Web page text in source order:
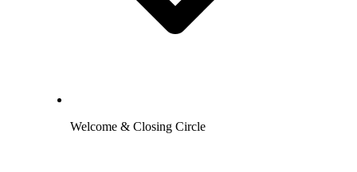
Welcome & Closing Circle